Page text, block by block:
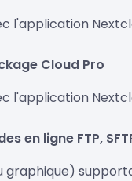
l'application
l'application